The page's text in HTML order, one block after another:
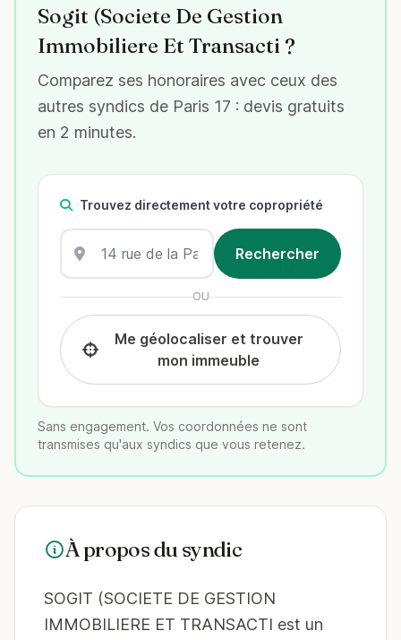
Sogit (Societe De Gestion
Immobiliere Et Transacti ?
Comparez ses honoraires avec ceux des
autres syndics de Paris 17 : devis gratuits
en 2 minutes.
Trouvez directement votre copropriété
OU
Me géolocaliser et trouver
mon immeuble
Sans engagement. Vos coordonnées ne sont
transmises qu'aux syndics que vous retenez.
À propos du syndic
SOGIT (SOCIETE DE GESTION
IMMOBILIERE ET TRANSACTI est un